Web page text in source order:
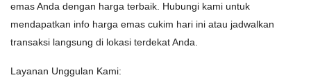
emas Anda dengan harga terbaik. Hubungi kami untuk
mendapatkan info harga emas cukim hari ini atau jadwalkan
transaksi langsung di lokasi terdekat Anda.
Layanan Unggulan Kami: